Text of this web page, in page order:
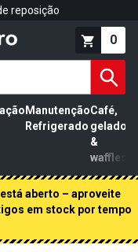
reposição
0
Manutenção
Refrigerado
Café,
gelados
&
waffles
aberto – aproveite
em stock por tempo